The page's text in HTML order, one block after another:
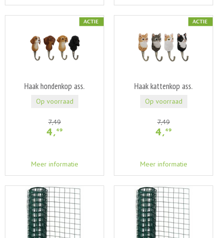
Haak hondenkop ass.
7,49
4,49
Meer informatie
Op voorraad
Haak kattenkop ass.
7,49
4,49
Meer informatie
Op voorraad